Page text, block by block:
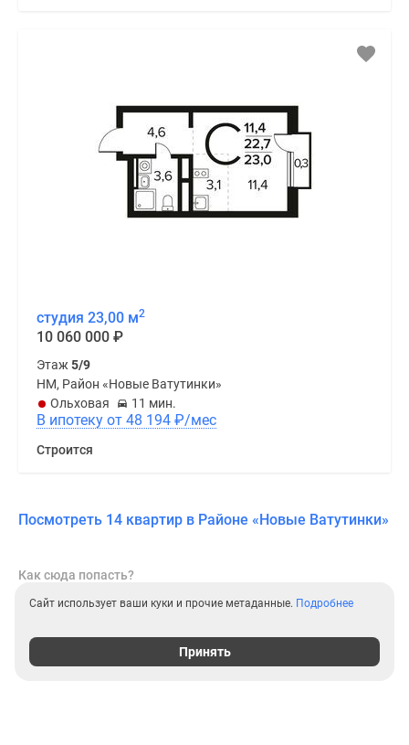
студия 23,00 м2
10 060 000 ₽
Этаж 5/9
НМ, Район «Новые Ватутинки»
Ольховая
11 мин.
В ипотеку от 48 194 ₽/мес
Строится
Посмотреть 14 квартир в Районе «Новые Ватутинки»
Как сюда попасть?
Сайт использует ваши куки и прочие метаданные. Подробнее
Принять